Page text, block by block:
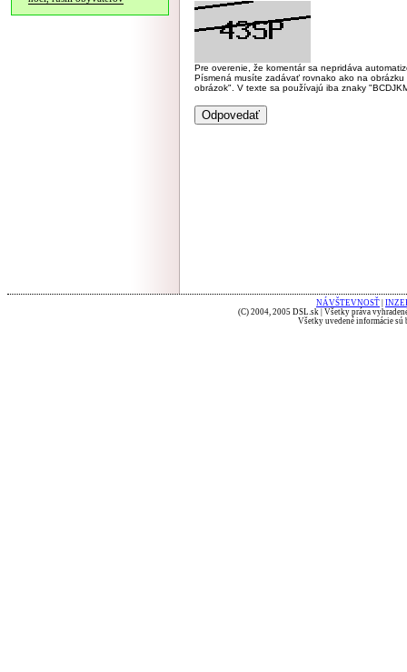
Pre overenie, že komentár sa nepridáva
Písmená musíte zadávať rovnako ako na
obrázok". V texte sa používajú iba znaky
NÁVŠTEVNOSŤ
(C) 2004, 2005 DSL.sk | Všetky práva
Všetky uvedené informácie sú